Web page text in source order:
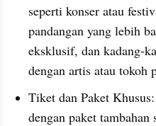
seperti konser atau
pandangan yang lebih
eksklusif, dan kadang-
dengan artis atau tokoh
Tiket dan Paket
dengan paket tambahan